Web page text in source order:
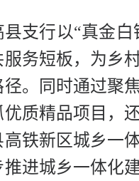
支行以“真金白
服务短板，为乡
。同时通过聚
质精品项目，
高铁新区城乡一
推进城乡一体化